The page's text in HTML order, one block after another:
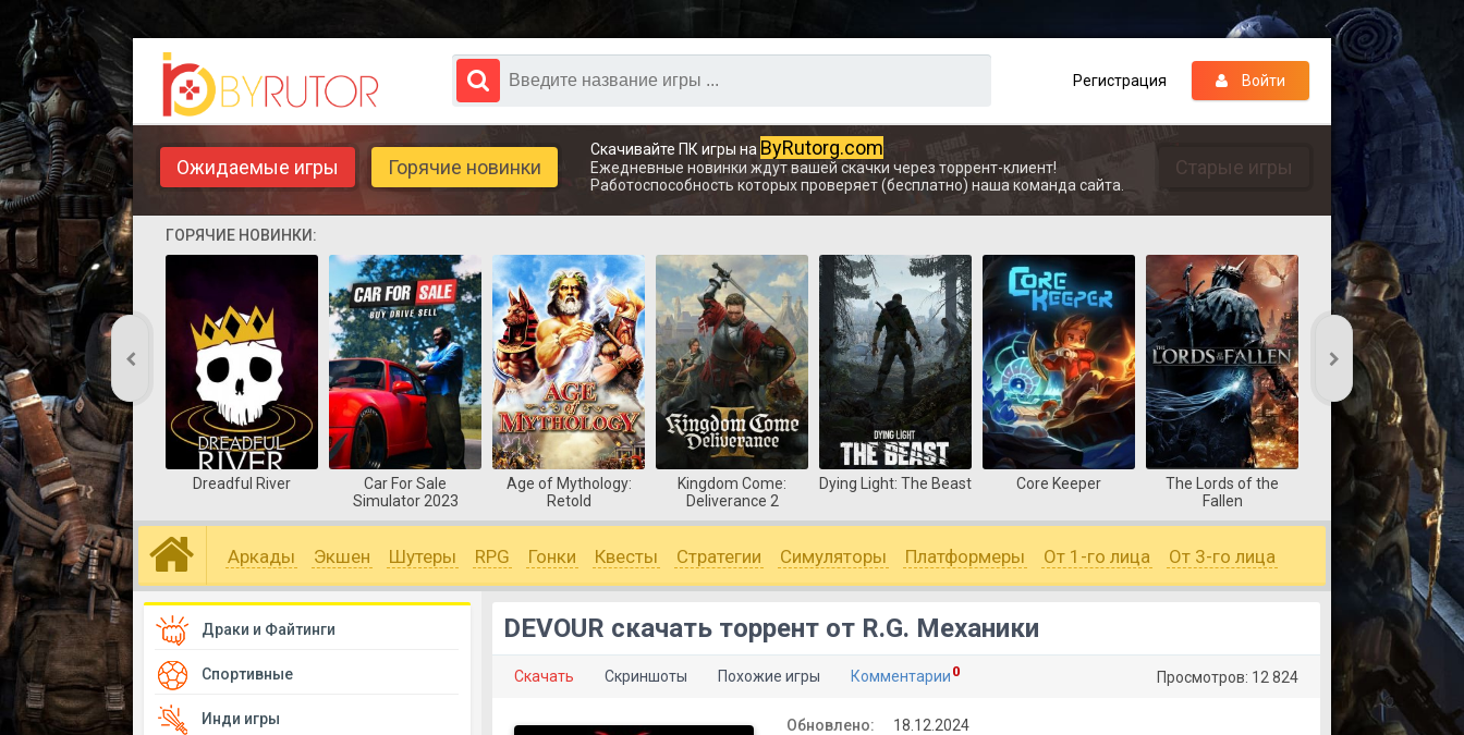
Регистрация Войти
Ожидаемые игры Горячие новинки Старые игры
Скачивайте ПК игры на ByRutorg.com
Ежедневные новинки ждут вашей скачки через торрент-клиент!
Работоспособность которых проверяет (бесплатно) наша команда сайта.
ГОРЯЧИЕ НОВИНКИ:
Dreadful River
Car For Sale
Simulator 2023
Age of Mythology:
Retold
Kingdom Come:
Deliverance 2
Dying Light: The Beast Core Keeper
The Lords of the
Fallen
REANIMAL
Аркады Экшен Шутеры RPG Гонки Квесты Стратегии Симуляторы Платформеры От 1-го лица От 3-го лица
DEVOUR скачать торрент от R.G. Механики
Скачать Скриншоты Похожие игры Комментарии 0 Просмотров: 12 824
Обновлено:
18.12.2024
Драки и Файтинги
Спортивные
Инди игры